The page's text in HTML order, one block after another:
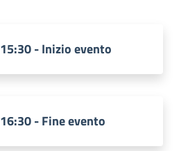
15:30 - Inizio evento
16:30 - Fine evento